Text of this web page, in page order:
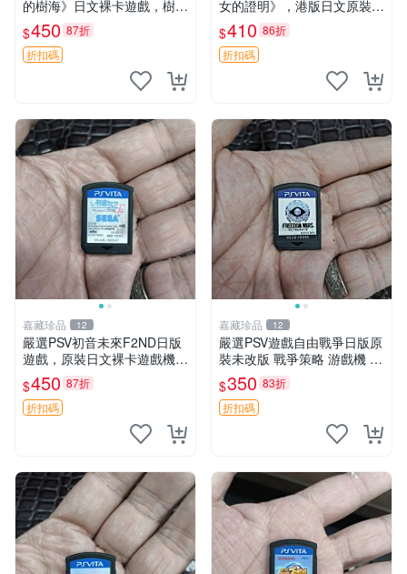
的樹海》日文裸卡遊戲，樹海
探險等你來挑戰 樹海 伊蘇 游
戲
$450 87折
折扣碼
女的證明》，港版日文原裝裸
卡-gameboy，收藏佳品 閃亂
神樂 游戲 PSV 港版
$410 86折
折扣碼
嘉藏珍品 12
嚴選PSV初音未來F2ND日版
遊戲，原裝日文裸卡遊戲機
初音未來 F2ND PSV 日版 獨
占游戲 任天堂機
$450 87折
折扣碼
嘉藏珍品 12
嚴選PSV遊戲自由戰爭日版原
裝未改版 戰爭策略 游戲機 遊
玩好物
$350 83折
折扣碼